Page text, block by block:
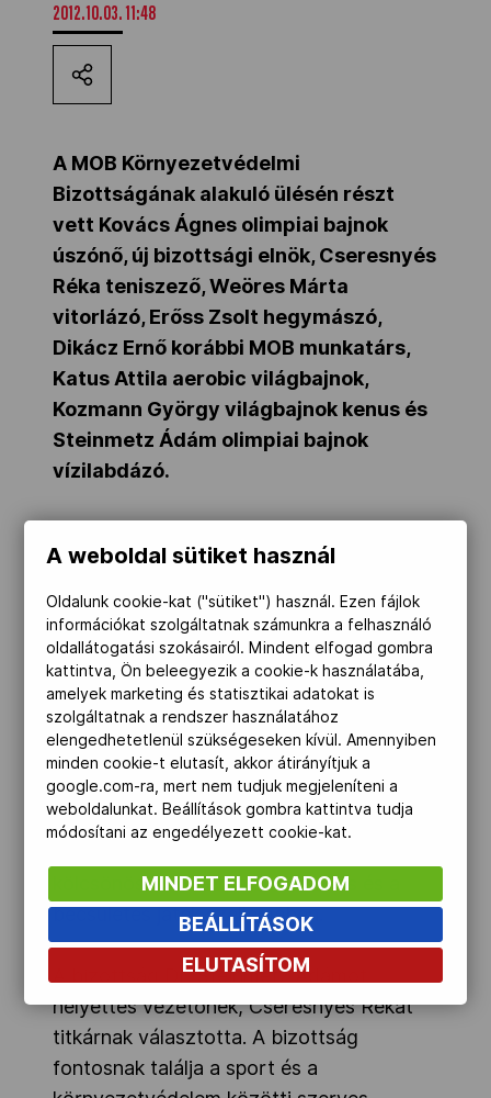
Kettőskarrier-program
Társszervezetek
OVEP
Adatbank
2012.10.03. 11:48
A MOB Környezetvédelmi
Bizottságának alakuló ülésén részt
vett Kovács Ágnes olimpiai bajnok
úszónő, új bizottsági elnök, Cseresnyés
Réka teniszező, Weöres Márta
vitorlázó, Erőss Zsolt hegymászó,
Dikácz Ernő korábbi MOB munkatárs,
Katus Attila aerobic világbajnok,
Kozmann György világbajnok kenus és
Steinmetz Ádám olimpiai bajnok
vízilabdázó.
A Környezetvédelmi Bizottság célja
Magyar Olimpiai Bizottság által
megfogalmazott hat cél egyikét: a sport
sajátos eszközeivel hozzájárulni a fiatal
nemzedékek fizikai, szellemi és erkölcsi
neveléséhez, a környezetvédelem, a
fenntartható fejlődés, a környezettudatos
magatartás elsajátításához, elősegítve
ezzel egy békés, jobb világ és
kölcsönös tisztelet, a szolidaritás és a
becsületes játék szellemében.
A bizottság Dr. Steinmetz Ádámot
helyettes vezetőnek, Cseresnyés Rékát
titkárnak választotta. A bizottság
fontosnak találja a sport és a
A weboldal sütiket használ
Oldalunk cookie-kat ("sütiket") használ. Ezen fájlok
információkat szolgáltatnak számunkra a felhasználó
oldallátogatási szokásairól. Mindent elfogad gombra
kattintva, Ön beleegyezik a cookie-k használatába,
amelyek marketing és statisztikai adatokat is
szolgáltatnak a rendszer használatához
elengedhetetlenül szükségeseken kívül. Amennyiben
minden cookie-t elutasít, akkor átirányítjuk a
google.com-ra, mert nem tudjuk megjeleníteni a
weboldalunkat. Beállítások gombra kattintva tudja
módosítani az engedélyezett cookie-kat.
MINDET ELFOGADOM
BEÁLLÍTÁSOK
ELUTASÍTOM